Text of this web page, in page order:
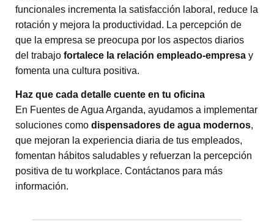
funcionales incrementa la satisfacción laboral, reduce la
rotación y mejora la productividad. La percepción de
que la empresa se preocupa por los aspectos diarios
del trabajo fortalece la relación empleado-empresa y
fomenta una cultura positiva.
Haz que cada detalle cuente en tu oficina
En Fuentes de Agua Arganda, ayudamos a implementar
soluciones como dispensadores de agua modernos,
que mejoran la experiencia diaria de tus empleados,
fomentan hábitos saludables y refuerzan la percepción
positiva de tu workplace. Contáctanos para más
información.